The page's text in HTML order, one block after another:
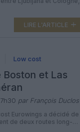
2016, la compagnie
vols par semaine
et l’aéroport de
LIRE L'ARTICLE
Low cost
et Las
par François Duclos
Eurowings a décidé de
de deux routes long-